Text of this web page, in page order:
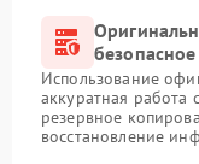
Использование
аккуратная работа
резервное
восстановление